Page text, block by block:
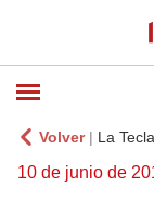
Volver| La
10 de junio de